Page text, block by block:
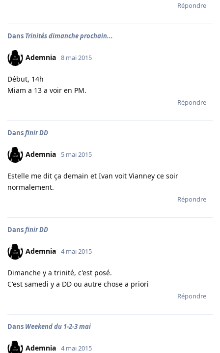
Répondre
Dans Trinités dimanche prochain...
Ademnia 8 mai 2015
Début, 14h
Miam a 13 a voir en PM.
Répondre
Dansfinir DD
Ademnia 5 mai 2015
Estelle me dit ça demain et Ivan voit Vianney ce soir
normalement.
Répondre
Dansfinir DD
Ademnia 4 mai 2015
Dimanche y a trinité, c'est posé.
C'est samedi y a DD ou autre chose a priori
Répondre
Dans Weekend du 1-2-3 mai
Ademnia 4 mai 2015